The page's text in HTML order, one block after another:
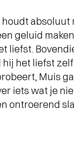
geluid
liefst.
het liefst
Muis
iets wat je
ontroerend